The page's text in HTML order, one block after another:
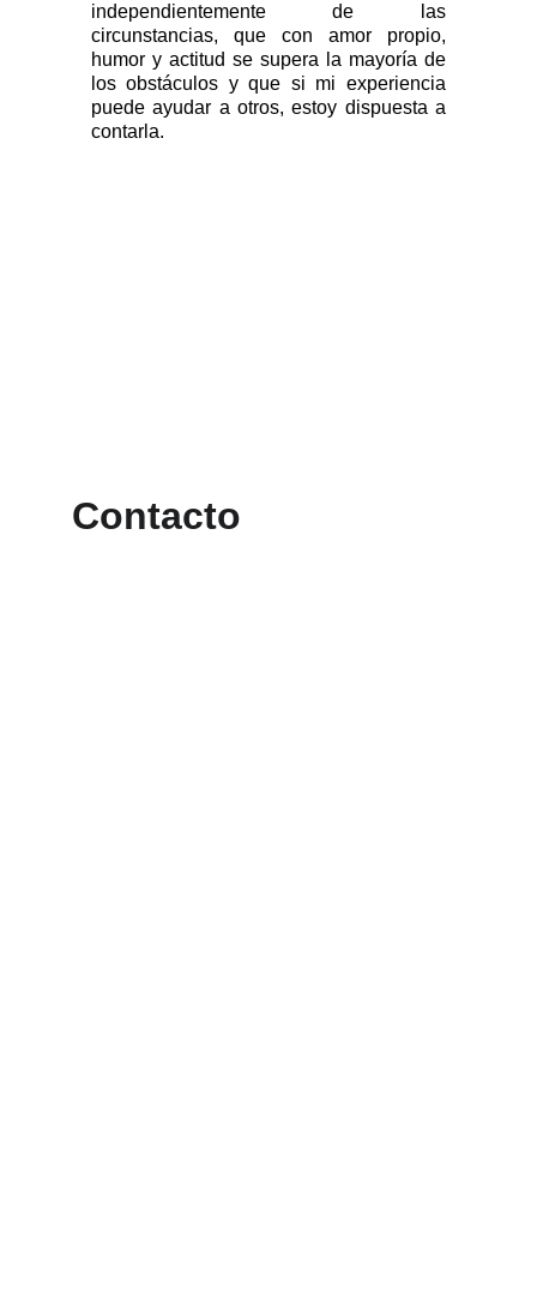
independientemente de las
circunstancias, que con amor propio,
humor y actitud se supera la mayoría de
los obstáculos y que si mi experiencia
puede ayudar a otros, estoy dispuesta a
contarla.
Contacto